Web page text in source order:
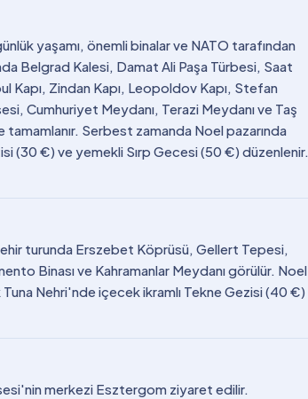
yaşamı, önemli binalar ve NATO tarafından
Belgrad Kalesi, Damat Ali Paşa Türbesi, Saat
Kapı, Zindan Kapı, Leopoldov Kapı, Stefan
Cumhuriyet Meydanı, Terazi Meydanı ve Taş
Serbest zamanda Noel pazarında
(30 €) ve yemekli Sırp Gecesi (50 €) düzenlenir.
turunda Erszebet Köprüsü, Gellert Tepesi,
Binası ve Kahramanlar Meydanı görülür. Noel
Nehri'nde içecek ikramlı Tekne Gezisi (40 €)
merkezi Esztergom ziyaret edilir.